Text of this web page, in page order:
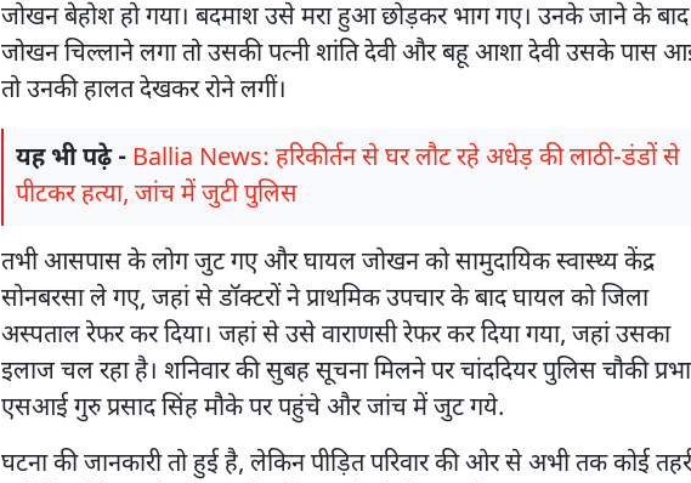
जोखन बेहोश हो गया। बदमाश उसे मरा हुआ छोड़कर भाग गए। उनके जाने के बाद
जोखन चिल्लाने लगा तो उसकी पत्नी शांति देवी और बहू आशा देवी उसके पास
तो उनकी हालत देखकर रोने लगीं।
यह भी पढ़े - Ballia News: हरिकीर्तन से घर लौट रहे अधेड़ की लाठी-डंडों से
पीटकर हत्या, जांच में जुटी पुलिस
तभी आसपास के लोग जुट गए और घायल जोखन को सामुदायिक स्वास्थ्य केंद्र
सोनबरसा ले गए, जहां से डॉक्टरों ने प्राथमिक उपचार के बाद घायल को जिला
अस्पताल रेफर कर दिया। जहां से उसे वाराणसी रेफर कर दिया गया, जहां उसका
इलाज चल रहा है। शनिवार की सुबह सूचना मिलने पर चांददियर पुलिस चौकी
एसआई गुरु प्रसाद सिंह मौके पर पहुंचे और जांच में जुट गये.
घटना की जानकारी तो हुई है, लेकिन पीड़ित परिवार की ओर से अभी तक कोई